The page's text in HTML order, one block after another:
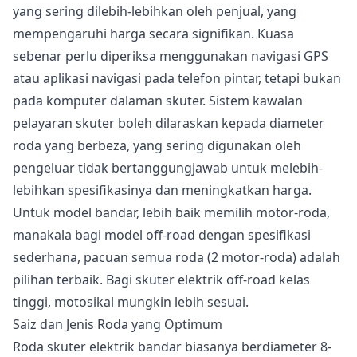
yang sering dilebih-lebihkan oleh penjual, yang
mempengaruhi harga secara signifikan. Kuasa
sebenar perlu diperiksa menggunakan navigasi GPS
atau aplikasi navigasi pada telefon pintar, tetapi bukan
pada komputer dalaman skuter. Sistem kawalan
pelayaran skuter boleh dilaraskan kepada diameter
roda yang berbeza, yang sering digunakan oleh
pengeluar tidak bertanggungjawab untuk melebih-
lebihkan spesifikasinya dan meningkatkan harga.
Untuk model bandar, lebih baik memilih motor-roda,
manakala bagi model off-road dengan spesifikasi
sederhana, pacuan semua roda (2 motor-roda) adalah
pilihan terbaik. Bagi skuter elektrik off-road kelas
tinggi, motosikal mungkin lebih sesuai.
Saiz dan Jenis Roda yang Optimum
Roda skuter elektrik bandar biasanya berdiameter 8-